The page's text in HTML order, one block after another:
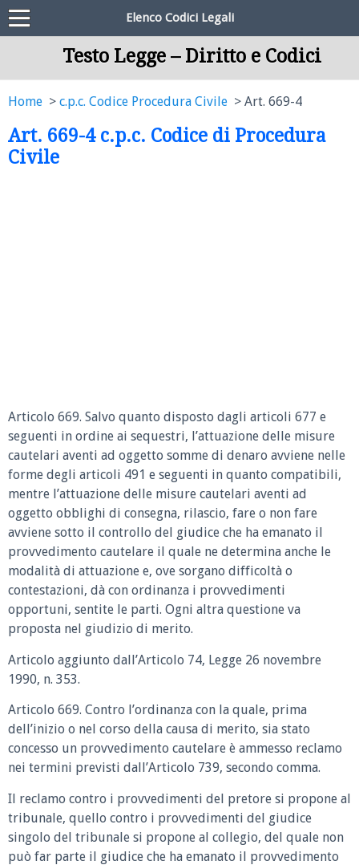
Elenco Codici Legali
Testo Legge – Diritto e Codici
Home c.p.c. Codice Procedura Civile Art. 669-4
Art. 669-4 c.p.c. Codice di Procedura
Civile
Articolo 669. Salvo quanto disposto dagli articoli 677 e
seguenti in ordine ai sequestri, l’attuazione delle misure
cautelari aventi ad oggetto somme di denaro avviene nelle
forme degli articoli 491 e seguenti in quanto compatibili,
mentre l’attuazione delle misure cautelari aventi ad
oggetto obblighi di consegna, rilascio, fare o non fare
avviene sotto il controllo del giudice che ha emanato il
provvedimento cautelare il quale ne determina anche le
modalità di attuazione e, ove sorgano difficoltà o
contestazioni, dà con ordinanza i provvedimenti
opportuni, sentite le parti. Ogni altra questione va
proposta nel giudizio di merito.
Articolo aggiunto dall’Articolo 74, Legge 26 novembre
1990, n. 353.
Articolo 669. Contro l’ordinanza con la quale, prima
dell’inizio o nel corso della causa di merito, sia stato
concesso un provvedimento cautelare è ammesso reclamo
nei termini previsti dall’Articolo 739, secondo comma.
Il reclamo contro i provvedimenti del pretore si propone al
tribunale, quello contro i provvedimenti del giudice
singolo del tribunale si propone al collegio, del quale non
può far parte il giudice che ha emanato il provvedimento